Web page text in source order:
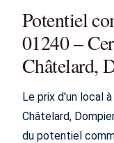
Potentiel
01240 –
Châtelard,
Le prix d'un local
Châtelard,
du potentiel